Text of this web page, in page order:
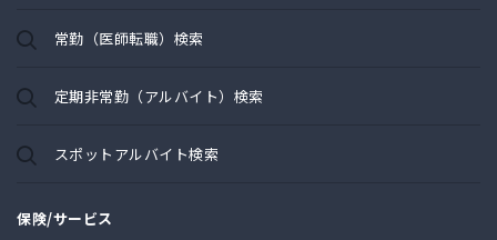
常勤（医師転職）検索
定期非常勤（アルバイト）検索
スポットアルバイト検索
保険/サービス